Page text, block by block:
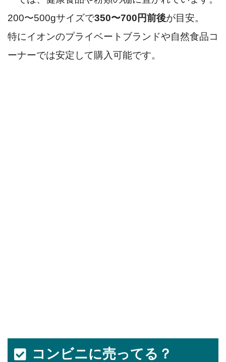
200〜500gサイズで350〜700円前後が目安。
特にイオンのプライベートブランドや自然食品コ
ーナーでは安定して購入可能です。
コンビニに売ってる？